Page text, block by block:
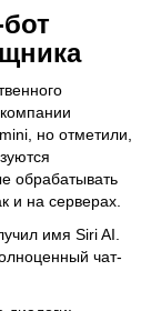
но отметили,
обрабатывать
и на серверах.
имя Siri AI.
чат-